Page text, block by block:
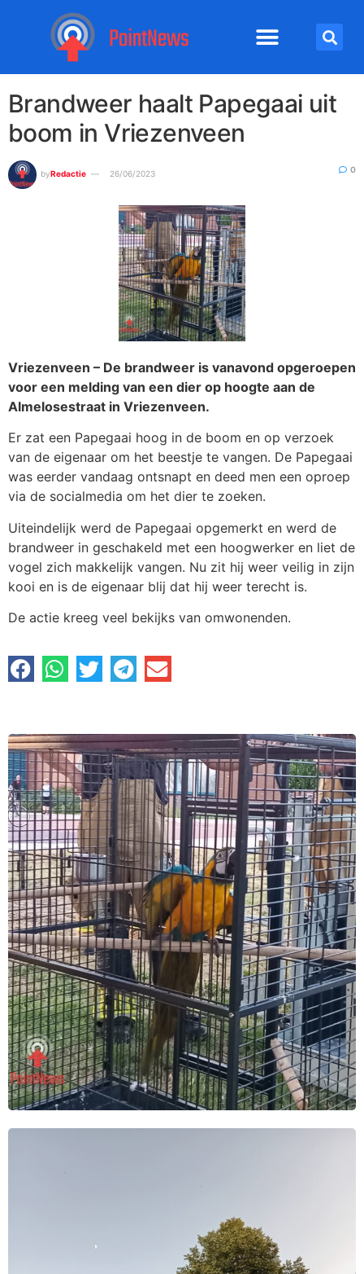
Brandweer haalt Papegaai uit
boom in Vriezenveen
byRedactie 26/06/2023 0
Vriezenveen – De brandweer is vanavond opgeroepen
voor een melding van een dier op hoogte aan de
Almelosestraat in Vriezenveen.
Er zat een Papegaai hoog in de boom en op verzoek
van de eigenaar om het beestje te vangen. De Papegaai
was eerder vandaag ontsnapt en deed men een oproep
via de socialmedia om het dier te zoeken.
Uiteindelijk werd de Papegaai opgemerkt en werd de
brandweer in geschakeld met een hoogwerker en liet de
vogel zich makkelijk vangen. Nu zit hij weer veilig in zijn
kooi en is de eigenaar blij dat hij weer terecht is.
De actie kreeg veel bekijks van omwonenden.